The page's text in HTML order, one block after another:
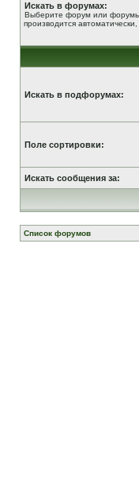
Искать в форумах:
Выберите форум или
производится
Искать в подфорумах:
Поле сортировки:
Искать сообщения за:
Список форумов